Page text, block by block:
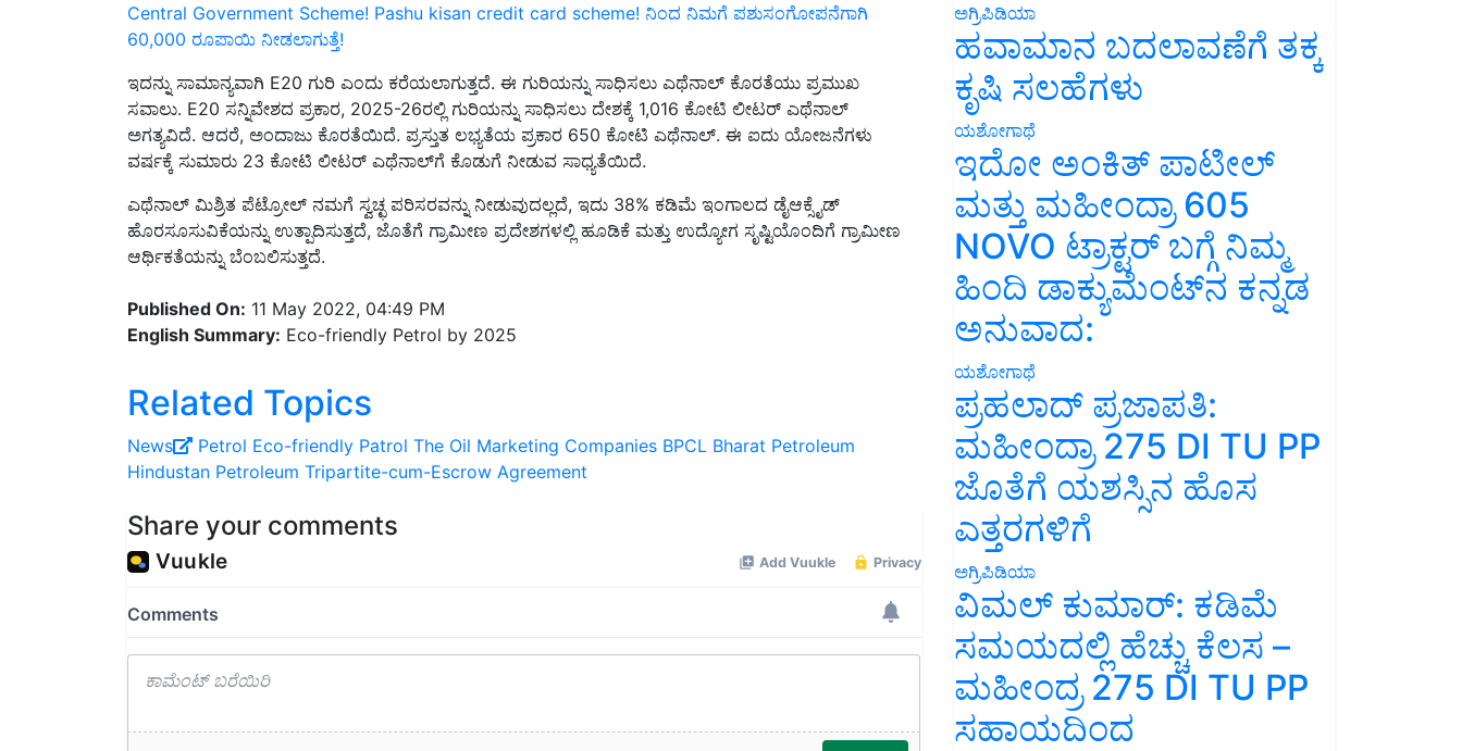
60,000 ರೂಪಾಯಿ ನೀಡಲಾಗುತ್ತೆ!
ಇದನ್ನು ಸಾಮಾನ್ಯವಾಗಿ E20 ಗುರಿ ಎಂದು ಕರೆಯಲಾಗುತ್ತದೆ. ಈ ಗುರಿಯನ್ನು ಸಾಧಿಸಲು ಎಥೆನಾಲ್ ಕೊರತೆಯು ಪ್ರಮುಖ
ಸವಾಲು. E20 ಸನ್ನಿವೇಶದ ಪ್ರಕಾರ, 2025-26ರಲ್ಲಿ ಗುರಿಯನ್ನು ಸಾಧಿಸಲು ದೇಶಕ್ಕೆ 1,016 ಕೋಟಿ ಲೀಟರ್ ಎಥೆನಾಲ್
ಅಗತ್ಯವಿದೆ. ಆದರೆ, ಅಂದಾಜು ಕೊರತೆಯಿದೆ. ಪ್ರಸ್ತುತ ಲಭ್ಯತೆಯ ಪ್ರಕಾರ 650 ಕೋಟಿ ಎಥೆನಾಲ್. ಈ ಐದು ಯೋಜನೆಗಳು
ವರ್ಷಕ್ಕೆ ಸುಮಾರು 23 ಕೋಟಿ ಲೀಟರ್ ಎಥೆನಾಲ್‌ಗೆ ಕೊಡುಗೆ ನೀಡುವ ಸಾಧ್ಯತೆಯಿದೆ.
ಎಥೆನಾಲ್ ಮಿಶ್ರಿತ ಪೆಟ್ರೋಲ್ ನಮಗೆ ಸ್ವಚ್ಛ ಪರಿಸರವನ್ನು ನೀಡುವುದಲ್ಲದೆ, ಇದು 38% ಕಡಿಮೆ ಇಂಗಾಲದ ಡೈಆಕ್ಸೈಡ್
ಹೊರಸೂಸುವಿಕೆಯನ್ನು ಉತ್ಪಾದಿಸುತ್ತದೆ, ಜೊತೆಗೆ ಗ್ರಾಮೀಣ ಪ್ರದೇಶಗಳಲ್ಲಿ ಹೂಡಿಕೆ ಮತ್ತು ಉದ್ಯೋಗ ಸೃಷ್ಟಿಯೊಂದಿಗೆ ಗ್ರಾಮೀಣ
ಆರ್ಥಿಕತೆಯನ್ನು ಬೆಂಬಲಿಸುತ್ತದೆ.
English Summary:Eco-friendly Petrol by 2025
Related Topics
News Petrol Eco-friendly Patrol
Hindustan Petroleum Tripartite-cum-Escrow Agreement
ಅಗ್ರಿಪಿಡಿಯಾ
ಹವಾಮಾನ ಬದಲಾವಣೆಗೆ ತಕ್ಕ
ಕೃಷಿ ಸಲಹೆಗಳು
ಯಶೋಗಾಥೆ
ಇದೋ ಅಂಕಿತ್ ಪಾಟೀಲ್
ಮತ್ತು ಮಹೀಂದ್ರಾ 605
NOVO ಟ್ರಾಕ್ಟರ್ ಬಗ್ಗೆ ನಿಮ್ಮ
ಹಿಂದಿ ಡಾಕ್ಯುಮೆಂಟ್‌ನ ಕನ್ನಡ
ಅನುವಾದ:
ಯಶೋಗಾಥೆ
ಪ್ರಹಲಾದ್ ಪ್ರಜಾಪತಿ:
ಮಹೀಂದ್ರಾ 275 DI TU PP
ಜೊತೆಗೆ ಯಶಸ್ಸಿನ ಹೊಸ
ಎತ್ತರಗಳಿಗೆ
ಅಗ್ರಿಪಿಡಿಯಾ
ವಿಮಲ್ ಕುಮಾರ್: ಕಡಿಮೆ
ಸಮಯದಲ್ಲಿ ಹೆಚ್ಚು ಕೆಲಸ –
ಮಹೀಂದ್ರ 275 DI TU PP
ಸಹಾಯದಿಂದ